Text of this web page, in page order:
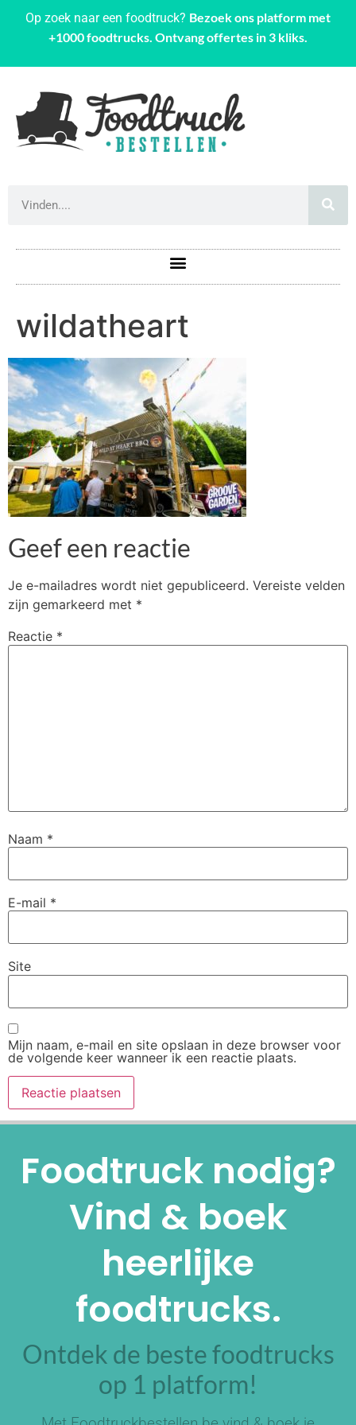
Op zoek naar een foodtruck? Bezoek ons platform met
+1000 foodtrucks. Ontvang offertes in 3 kliks.
wildatheart
Geef een reactie
Je e-mailadres wordt niet gepubliceerd. Vereiste velden
zijn gemarkeerd met *
Reactie *
Naam *
E-mail *
Site
Mijn naam, e-mail en site opslaan in deze browser voor
de volgende keer wanneer ik een reactie plaats.
Foodtruck nodig?
Vind & boek
heerlijke
foodtrucks.
Ontdek de beste foodtrucks
op 1 platform!